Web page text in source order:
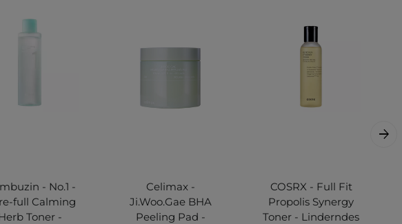
- No.1 -
full Calming
Toner -
Celimax -
Ji.Woo.Gae BHA
Peeling Pad -
COSRX - Full Fit
Propolis Synergy
Toner - Linderndes